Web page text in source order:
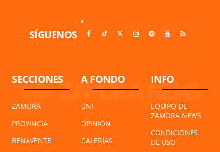
SÍGUENOS
SECCIONES
ZAMORA
PROVINCIA
BENAVENTE
A FONDO
UNI
OPINIÓN
GALERÍAS
INFO
EQUIPO DE
ZAMORA NEWS
CONDICIONES
DE USO